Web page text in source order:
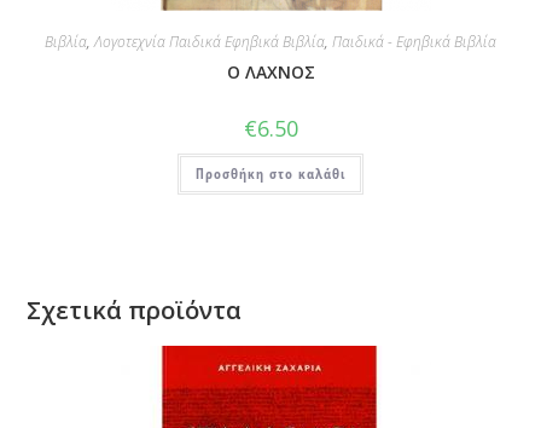
Βιβλία,Λογοτεχνία Παιδικά Εφηβικά Βιβλία, Παιδικά - Εφηβικά Βιβλία
Ο ΛΑΧΝΟΣ
€6.50
Προσθήκη στο καλάθι
Σχετικά προϊόντα